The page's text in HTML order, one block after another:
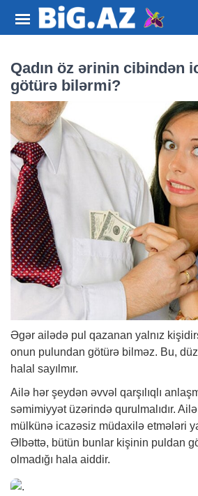
Qadın öz ərinin cibindən
götürə bilərmi?
Əgər ailədə pul qazanan yalnız
onun pulundan götürə bilməz. Bu,
halal sayılmır.
Ailə hər şeydən əvvəl qarşılıqlı
səmimiyyət üzərində qurulmalıdır.
mülkünə icazəsiz müdaxilə etmələri
Əlbəttə, bütün bunlar kişinin puldan
olmadığı hala aiddir.